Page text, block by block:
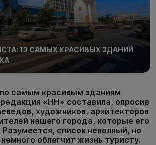
13 САМЫХ КРАСИВЫХ ЗДАНИЙ
самым красивым зданиям
«НН» составила, опросив
художников, архитекторов
нашего города, которые его
список неполный, но
облегчит жизнь туристу.